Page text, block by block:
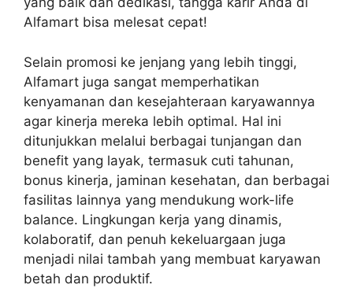
Alfamart bisa melesat cepat!
Selain promosi ke jenjang yang lebih tinggi,
Alfamart juga sangat memperhatikan
kenyamanan dan kesejahteraan karyawannya
agar kinerja mereka lebih optimal. Hal ini
ditunjukkan melalui berbagai tunjangan dan
benefit yang layak, termasuk cuti tahunan,
bonus kinerja, jaminan kesehatan, dan berbagai
fasilitas lainnya yang mendukung work-life
balance. Lingkungan kerja yang dinamis,
kolaboratif, dan penuh kekeluargaan juga
menjadi nilai tambah yang membuat karyawan
betah dan produktif.